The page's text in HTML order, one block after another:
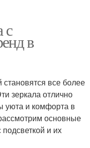
с
в
становятся все более
зеркала отлично
уюта и комфорта в
основные
и их